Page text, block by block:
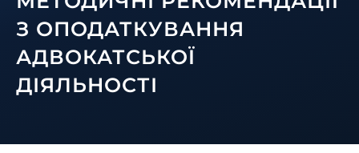
З ОПОДАТКУВАННЯ
АДВОКАТСЬКОЇ
ДІЯЛЬНОСТІ